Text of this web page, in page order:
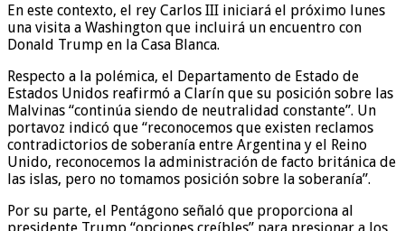
En este contexto, el rey Carlos III iniciará el próximo lunes
una visita a Washington que incluirá un encuentro con
Donald Trump en la Casa Blanca.
Respecto a la polémica, el Departamento de Estado de
Estados Unidos reafirmó a Clarín que su posición sobre las
Malvinas “continúa siendo de neutralidad constante”. Un
portavoz indicó que “reconocemos que existen reclamos
contradictorios de soberanía entre Argentina y el Reino
Unido, reconocemos la administración de facto británica de
las islas, pero no tomamos posición sobre la soberanía”.
Por su parte, el Pentágono señaló que proporciona al
presidente Trump “opciones creíbles” para presionar a los